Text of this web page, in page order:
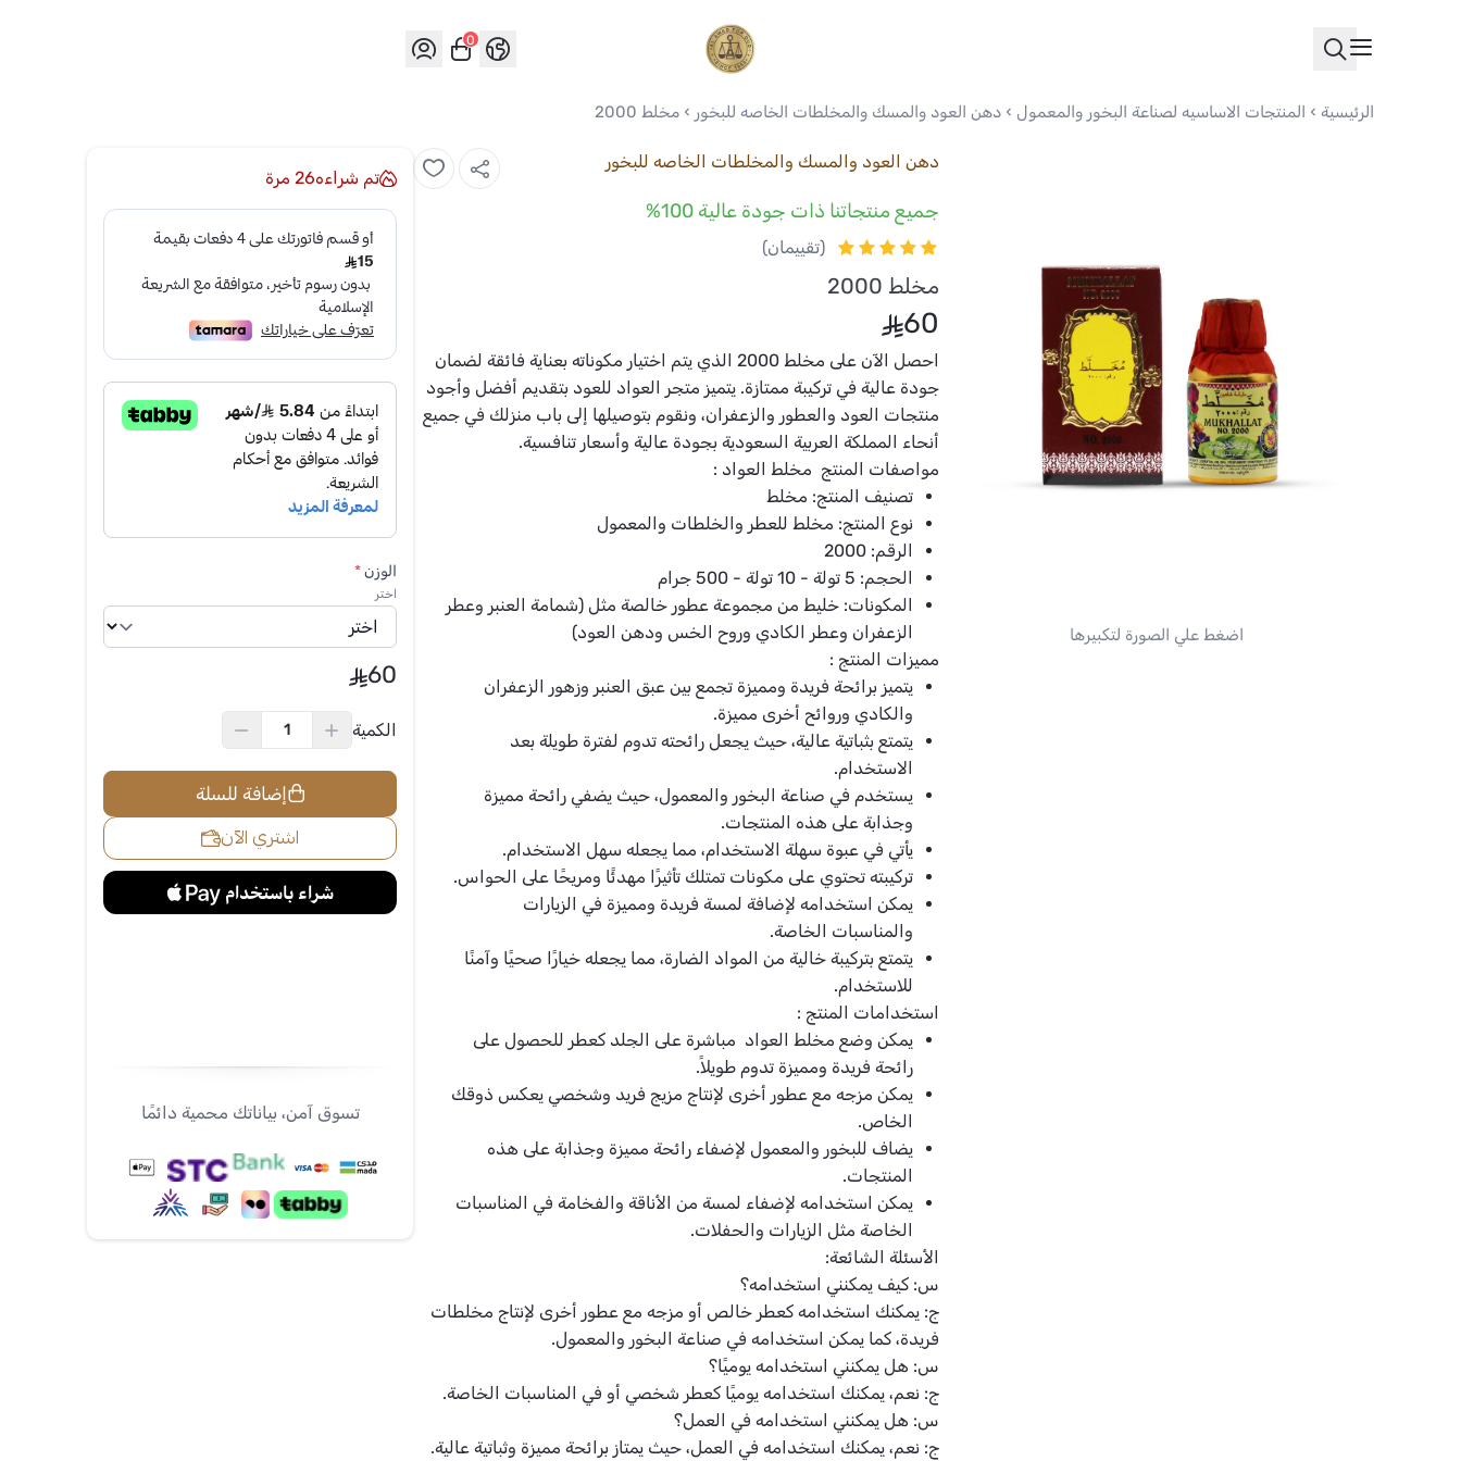
العواد للعود
0
الرئيسية المنتجات الاساسيه لصناعة البخور والمعمول دهن العود والمسك والمخلطات الخاصه للبخور مخلط 2000
اضغط علي الصورة لتكبيرها
دهن العود والمسك والمخلطات الخاصه للبخور
جميع منتجاتنا ذات جودة عالية 100%
(تقييمان)
مخلط 2000
60
احصل الآن على مخلط 2000 الذي يتم اختيار مكوناته بعناية فائقة لضمان
جودة عالية في تركيبة ممتازة. يتميز متجر العواد للعود بتقديم أفضل وأجود
منتجات العود والعطور والزعفران، ونقوم بتوصيلها إلى باب منزلك في جميع
أنحاء المملكة العربية السعودية بجودة عالية وأسعار تنافسية.
مواصفات المنتج مخلط العواد :
تصنيف المنتج: مخلط
نوع المنتج: مخلط للعطر والخلطات والمعمول
الرقم: 2000
الحجم: 5 تولة - 10 تولة - 500 جرام
المكونات: خليط من مجموعة عطور خالصة مثل (شمامة العنبر وعطر
الزعفران وعطر الكادي وروح الخس ودهن العود)
مميزات المنتج :
يتميز برائحة فريدة ومميزة تجمع بين عبق العنبر وزهور الزعفران
والكادي وروائح أخرى مميزة.
يتمتع بثباتية عالية، حيث يجعل رائحته تدوم لفترة طويلة بعد
الاستخدام.
يستخدم في صناعة البخور والمعمول، حيث يضفي رائحة مميزة
وجذابة على هذه المنتجات.
يأتي في عبوة سهلة الاستخدام، مما يجعله سهل الاستخدام.
تركيبته تحتوي على مكونات تمتلك تأثيرًا مهدئًا ومريحًا على الحواس.
يمكن استخدامه لإضافة لمسة فريدة ومميزة في الزيارات
والمناسبات الخاصة.
يتمتع بتركيبة خالية من المواد الضارة، مما يجعله خيارًا صحيًا وآمنًا
للاستخدام.
استخدامات المنتج :
يمكن وضع مخلط العواد مباشرة على الجلد كعطر للحصول على
رائحة فريدة ومميزة تدوم طويلاً.
يمكن مزجه مع عطور أخرى لإنتاج مزيج فريد وشخصي يعكس ذوقك
الخاص.
يضاف للبخور والمعمول لإضفاء رائحة مميزة وجذابة على هذه
المنتجات.
يمكن استخدامه لإضفاء لمسة من الأناقة والفخامة في المناسبات
الخاصة مثل الزيارات والحفلات.
الأسئلة الشائعة:
س: كيف يمكنني استخدامه؟
ج: يمكنك استخدامه كعطر خالص أو مزجه مع عطور أخرى لإنتاج مخلطات
فريدة، كما يمكن استخدامه في صناعة البخور والمعمول.
س: هل يمكنني استخدامه يوميًا؟
ج: نعم، يمكنك استخدامه يوميًا كعطر شخصي أو في المناسبات الخاصة.
س: هل يمكنني استخدامه في العمل؟
ج: نعم، يمكنك استخدامه في العمل، حيث يمتاز برائحة مميزة وثباتية عالية.
تم شراءه26 مرة
الوزن*
اختر
60
الكمية
إضافة للسلة
اشتري الآن
تسوق آمن، بياناتك محمية دائمًا